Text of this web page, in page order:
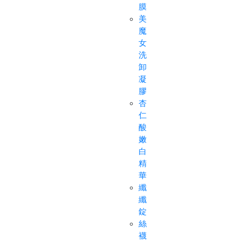
膜
美
魔
女
洗
卸
凝
膠
杏
仁
酸
嫩
白
精
華
纖
纖
錠
絲
襪